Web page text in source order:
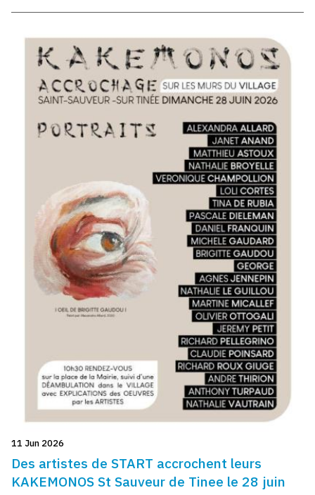
11 Jun 2026
Des artistes de START accrochent leurs
KAKEMONOS St Sauveur de Tinee le 28 juin